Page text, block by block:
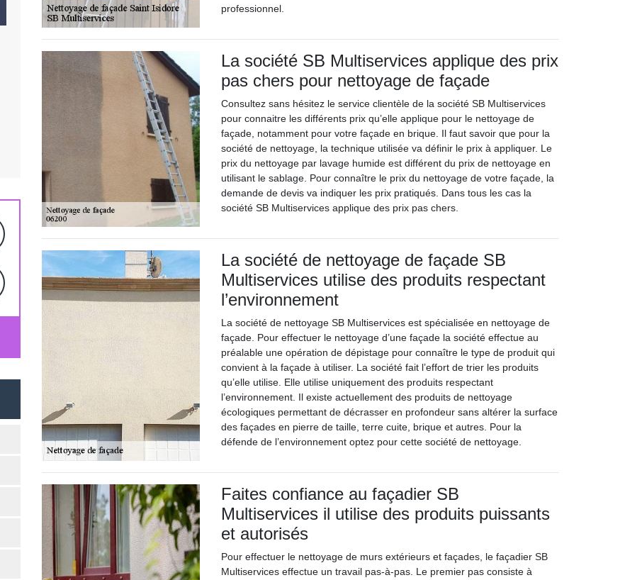
professionnel.
La société SB Multiservices applique des prix
pas chers pour nettoyage de façade
Consultez sans hésitez le service clientèle de la société SB Multiservices
pour connaitre les différents prix qu’elle applique pour le nettoyage de
façade, notamment pour votre façade en brique. Il faut savoir que pour la
société de nettoyage, la technique utilisée va définir le prix à appliquer. Le
prix du nettoyage par lavage humide est différent du prix de nettoyage en
utilisant le sablage. Pour connaître le prix du nettoyage de votre façade, la
demande de devis va indiquer les prix pratiqués. Dans tous les cas la
société SB Multiservices applique des prix pas chers.
La société de nettoyage de façade SB
Multiservices utilise des produits respectant
l’environnement
La société de nettoyage SB Multiservices est spécialisée en nettoyage de
façade. Pour effectuer le nettoyage d’une façade la société effectue au
préalable une opération de dépistage pour connaître le type de produit qui
convient à la façade à utiliser. La société fait l’effort de trier les produits
qu’elle utilise. Elle utilise uniquement des produits respectant
l’environnement. Il existe actuellement des produits de nettoyage
écologiques permettant de décrasser en profondeur sans altérer la surface
des façades en pierre de taille, terre cuite, brique et autres. Pour la
défende de l’environnement optez pour cette société de nettoyage.
Faites confiance au façadier SB
Multiservices il utilise des produits puissants
et autorisés
Pour effectuer le nettoyage de murs extérieurs et façades, le façadier SB
Multiservices effectue un travail pas-à-pas. Le premier pas consiste à